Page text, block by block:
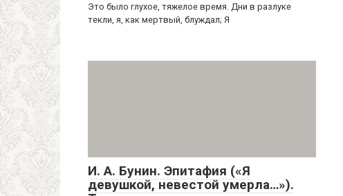
Это было глухое, тяжелое время. Дни в разлуке
текли, я, как мертвый, блуждал; Я
И. А. Бунин. Эпитафия («Я
девушкой, невестой умерла…»).